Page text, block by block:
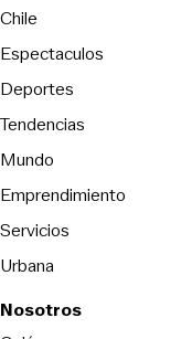
Chile
Espectaculos
Deportes
Tendencias
Mundo
Emprendimiento
Servicios
Urbana
Nosotros